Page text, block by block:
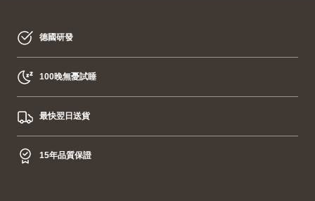
德國研發
100晚無憂試睡
最快翌日送貨
15年品質保證